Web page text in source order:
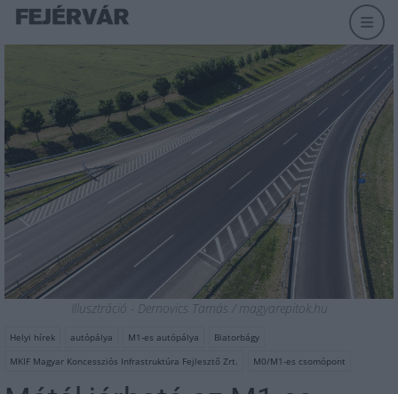
Illusztráció - Dernovics Tamás / magyarepitok.hu
Helyi hírek autópálya M1-es autópálya
Biatorbágy
MKIF Magyar Koncessziós Infrastruktúra Fejlesztő Zrt.
M0/M1-es csomópont